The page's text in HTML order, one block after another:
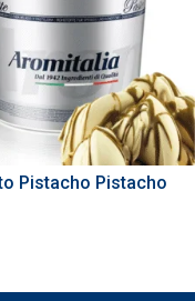
Pistacho Pistacho